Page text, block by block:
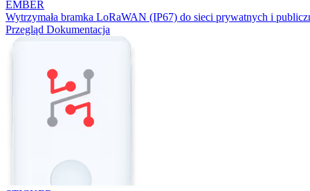
EMBER
Wytrzymała bramka LoRaWAN (IP67) do sieci prywatnych i
Przegląd Dokumentacja